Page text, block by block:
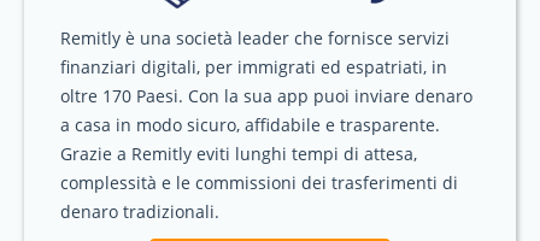
Remitly è una società leader che fornisce servizi
finanziari digitali, per immigrati ed espatriati, in
oltre 170 Paesi. Con la sua app puoi inviare denaro
a casa in modo sicuro, affidabile e trasparente.
Grazie a Remitly eviti lunghi tempi di attesa,
complessità e le commissioni dei trasferimenti di
denaro tradizionali.